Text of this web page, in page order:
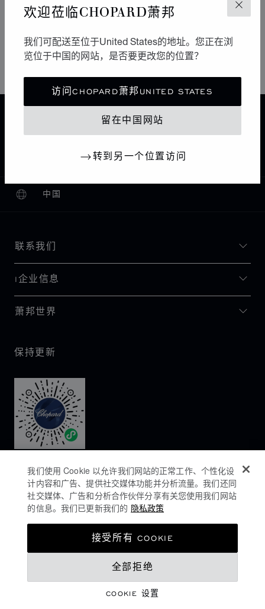
关闭
欢迎莅临CHOPARD萧邦
我们可配送至位于United States的地址。您正在浏
览位于中国的网站，是否要更改您的位置？
访问CHOPARD萧邦UNITED STATES
留在中国网站
转到另一个位置访问
星期五 05:00 PM - 10:30 PM
星期日 10:00 AM - 10:30 PM
所有店铺
沙特阿拉伯 JEDDAH
CHOPARD BOUTIQUE JEDDAH
中国
本地化（更改国家/地区）
更改国家/地区
联系我们
I企业信息
萧邦世界
保持更新
COOKIES政策
我们使用 Cookie 以允许我们网站的正常工作、个性化设
计内容和广告、提供社交媒体功能并分析流量。我们还同
社交媒体、广告和分析合作伙伴分享有关您使用我们网站
的信息。我们已更新我们的 隐私政策
COOKIE 设置
全部拒绝
接受所有 COOKIE